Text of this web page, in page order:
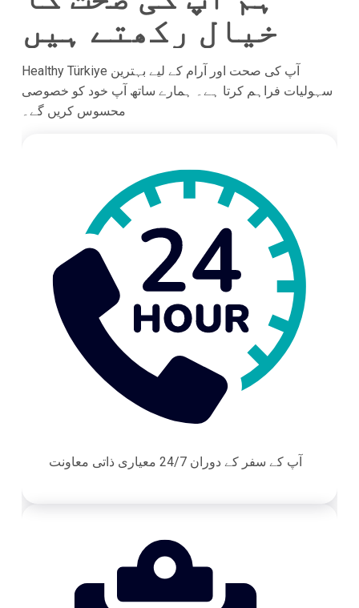
خیال رکھتے ہیں
Healthy Türkiye آپ کی صحت اور آرام کے لیے بہترین
سہولیات فراہم کرتا ہے۔ ہمارے ساتھ آپ خود کو خصوصی
محسوس کریں گے۔
آپ کے سفر کے دوران 24/7 معیاری ذاتی معاونت